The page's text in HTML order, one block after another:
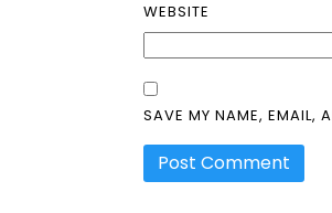
WEBSITE
SAVE MY NAME, EMAIL,